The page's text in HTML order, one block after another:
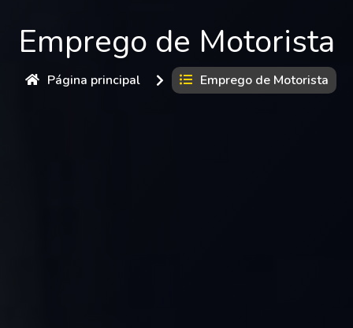
Emprego de Motorista
Página principal Emprego de Motorista